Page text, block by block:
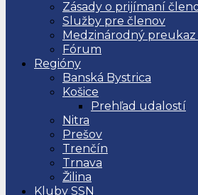
Zásady o prijímaní
Služby pre členov
Medzinárodný preukaz
Fórum
Regióny
Banská Bystrica
Košice
Prehľad udalostí
Nitra
Prešov
Trenčín
Trnava
Žilina
Kluby SSN